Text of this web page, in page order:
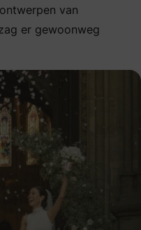
van
er gewoonweg